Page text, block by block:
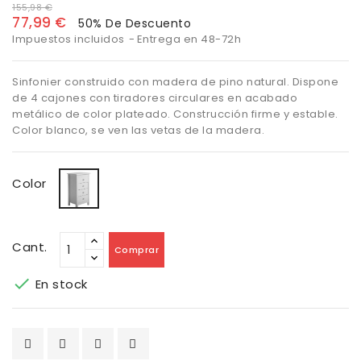
155,98 €
77,99 € 50% De Descuento
Impuestos incluidos Entrega en 48-72h
Sinfonier construido con madera de pino natural. Dispone
de 4 cajones con tiradores circulares en acabado
metálico de color plateado. Construcción firme y estable.
Color blanco, se ven las vetas de la madera.
Color
Cant. Comprar
 En stock